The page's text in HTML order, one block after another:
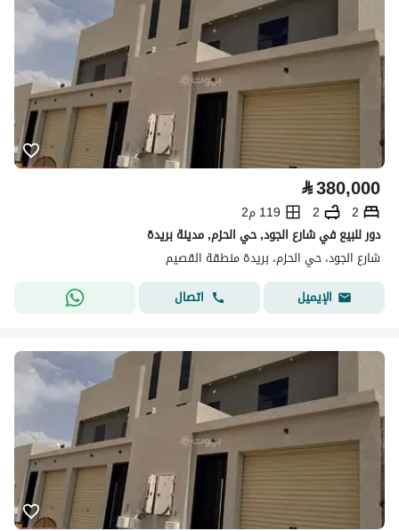
⃁380,000
2
2
119 م2
دور للبيع في شارع الجود, حي الحزم, مدينة بريدة
شارع الجود، حي الحزم، بريدة منطقة القصيم
الإيميل
اتصال